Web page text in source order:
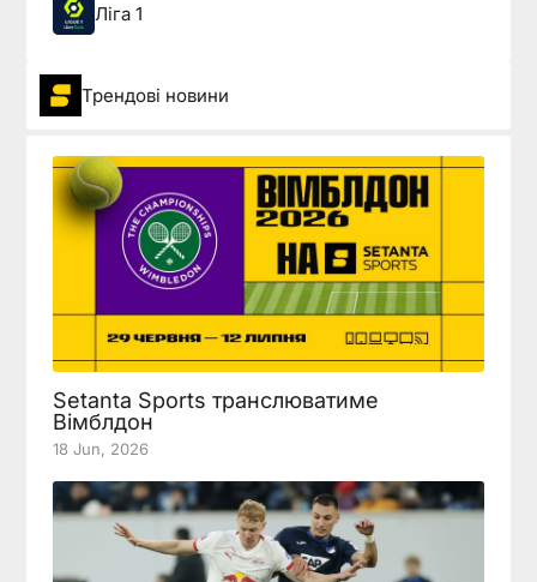
Ліга 1
Трендові новини
Setanta Sports транслюватиме
Вімблдон
18 Jun, 2026